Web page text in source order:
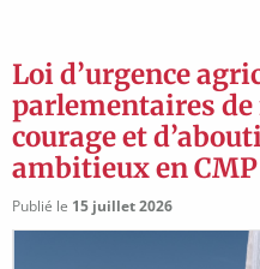
Loi d’urgence
parlementaires de
courage et
ambitieux en
Publié le 15 juillet 2026